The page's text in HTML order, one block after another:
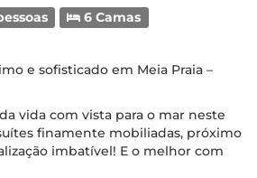
6 Camas
e sofisticado em Meia Praia –
vida com vista para o mar neste
finamente mobiliadas, próximo
imbatível! E o melhor com